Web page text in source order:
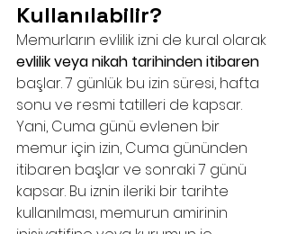
Kullanılabilir?
Memurların evlilik izni de kural olarak
evlilik veya nikah tarihinden itibaren
başlar. 7 günlük bu izin süresi, hafta
sonu ve resmi tatilleri de kapsar.
Yani, Cuma günü evlenen bir
memur için izin, Cuma gününden
itibaren başlar ve sonraki 7 günü
kapsar. Bu iznin ileriki bir tarihte
kullanılması, memurun amirinin